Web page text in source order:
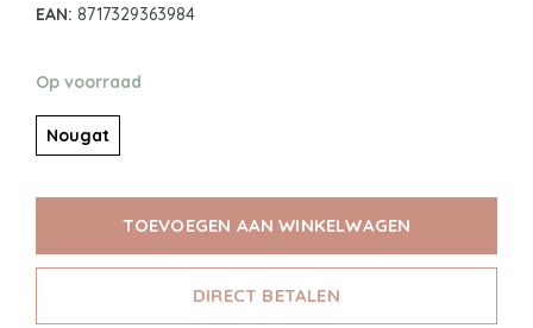
EAN: 8717329363984
Op voorraad
Nougat
TOEVOEGEN AAN WINKELWAGEN
DIRECT BETALEN